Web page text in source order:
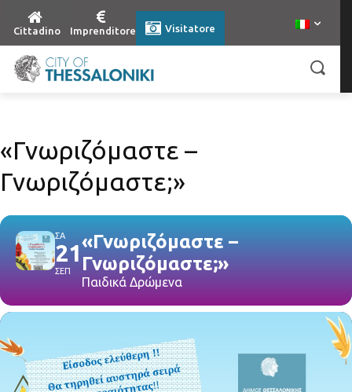
Cittadino Imprenditore Visitatore
«Γνωριζόμαστε –
Γνωριζόμαστε;»
ΣΑ
21
ΣΕΠ
«Γνωριζόμαστε –
Γνωριζόμαστε;»
Παιδικά Δρώμενα